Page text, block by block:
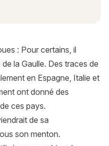
: Pour certains, il
la Gaulle. Des traces de
en Espagne, Italie et
ont donné des
ces pays.
de sa
son menton.